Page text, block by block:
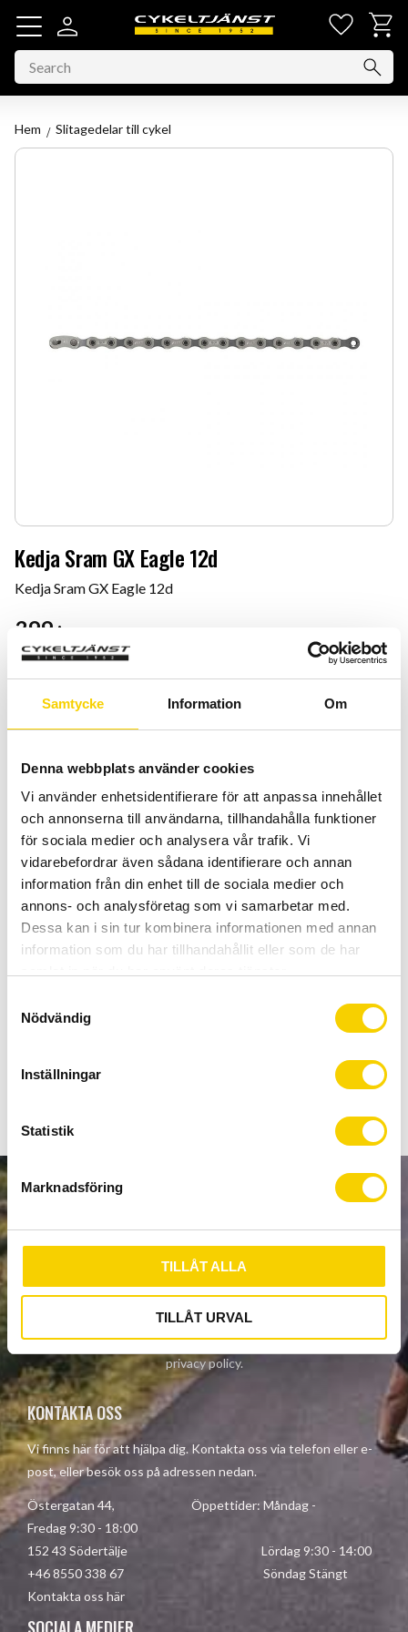
Samtycke Information Om
Denna webbplats använder cookies
Vi använder enhetsidentifierare för att anpassa innehållet
och annonserna till användarna, tillhandahålla funktioner
för sociala medier och analysera vår trafik. Vi
vidarebefordrar även sådana identifierare och annan
information från din enhet till de sociala medier och
annons- och analysföretag som vi samarbetar med.
Dessa kan i sin tur kombinera informationen med annan
information som du har tillhandahållit eller som de har
e
s
v
a
l
Nödvändig
Inställningar
Statistik
Marknadsföring
TILLÅT ALLA
TILLÅT URVAL
Menu
Basket
Hem Slitagedelar till cykel
Kedja Sram GX Eagle 12d
Kedja Sram GX Eagle 12d
399 :-
Add
Certifierad cykelservice & Shimano Service Center
Allt inom cykel på ett ställe
Kunnig personal och hög kundnöjdhet
Stock status
9 pc. in stock
Article SKU
00.2518.030.011
Manufacturer
SRAM
Kedja som passar Sram Eagle 12 delat. Kedjelås följer med i
förpackningen.
Show all products from SRAM
SUBSCRIBE
Your personal information is processed in accordance with our
privacy policy.
KONTAKTA OSS
Vi finns här för att hjälpa dig. Kontakta oss via telefon eller e-
post, eller besök oss på adressen nedan.
Östergatan 44, Öppettider: Måndag -
Fredag 9:30 - 18:00
152 43 Södertälje Lördag 9:30 - 14:00
+46 8550 338 67 Söndag Stängt
Kontakta oss här